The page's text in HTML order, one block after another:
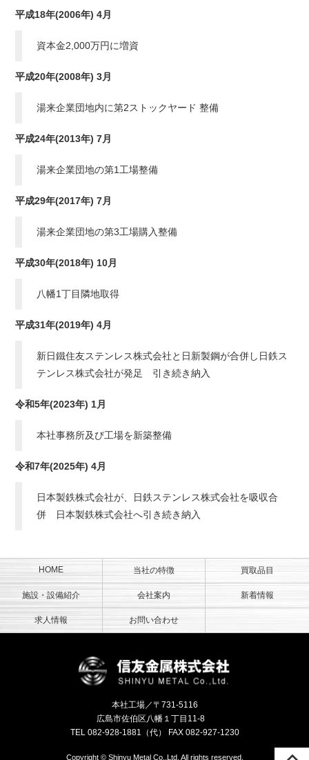
平成18年(2006年) 4月
資本金2,000万円に増資
平成20年(2008年) 3月
湯来企業団地内に第2ストックヤード 整備
平成24年(2013年) 7月
湯来企業団地の第1工場整備
平成29年(2017年) 7月
湯来企業団地の第3工場購入整備
平成30年(2018年) 10月
八幡1丁目隣地取得
平成31年(2019年) 4月
新日鐵住友ステンレス株式会社と日新製鋼が合併し日鉄ス
テンレス株式会社が発足 引き続き納入
令和5年(2023年) 1月
本社事務所及び工場を新築整備
令和7年(2025年) 4月
日本製鉄株式会社が、日鉄ステンレス株式会社を吸収合
併 日本製鉄株式会社へ引き続き納入
HOME 当社の特徴 買取品目
施設・設備紹介 会社案内 新着情報
求人情報 お問い合わせ
本社工場／〒731-5116
広島市佐伯区八幡１丁目11-8
TEL 082-928-1881 （代） FAX 082-927-1230
Copyright © Shinyu Metal Co.,Ltd. All rights reserved.